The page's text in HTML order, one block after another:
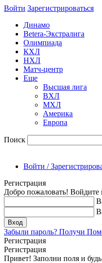
Войти Зарегиcтрироваться
Динамо
Betera-Экстралига
Олимпиада
КХЛ
НХЛ
Матч-центр
Еще
Высшая лига
ВХЛ
МХЛ
Америка
Европа
Поиск
Войти /
Регистрация
Добро пожаловать! Войдите
Забыли пароль? Получи
Регистрация
Регистрация
Привет! Заполни поля и